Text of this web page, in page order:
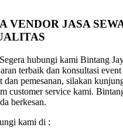
VENDOR JASA
hubungi kami Bintang
terbaik dan konsultasi
pemesanan, silakan
customer service kami.
berkesan.
kami di :